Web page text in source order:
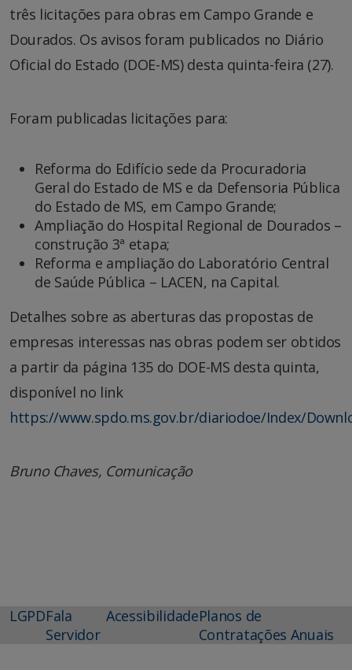
três licitações para obras em Campo Grande e
Dourados. Os avisos foram publicados no Diário
Oficial do Estado (DOE-MS) desta quinta-feira (27).
Foram publicadas licitações para:
Reforma do Edifício sede da Procuradoria
Geral do Estado de MS e da Defensoria Pública
do Estado de MS, em Campo Grande;
Ampliação do Hospital Regional de Dourados –
construção 3ª etapa;
Reforma e ampliação do Laboratório Central
de Saúde Pública – LACEN, na Capital.
Detalhes sobre as aberturas das propostas de
empresas interessas nas obras podem ser obtidos
a partir da página 135 do DOE-MS desta quinta,
disponível no link
https://www.spdo.ms.gov.br/diariodoe/Index/
Bruno Chaves, Comunicação
LGPDFala
Servidor
AcessibilidadePlanos de
Contratações Anuais